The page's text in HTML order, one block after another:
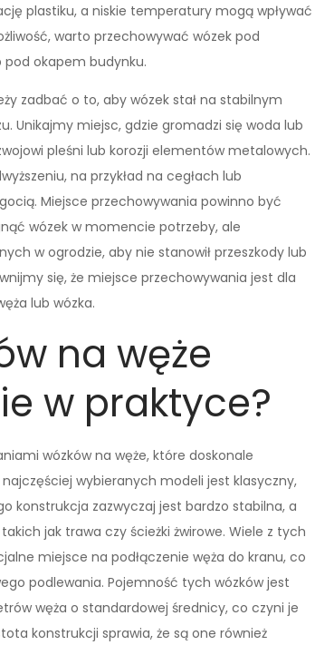
plastiku, a niskie temperatury mogą wpływać
warto przechowywać wózek pod
pod okapem budynku.
zadbać o to, aby wózek stał na stabilnym
Unikajmy miejsc, gdzie gromadzi się woda lub
pleśni lub korozji elementów metalowych.
na przykład na cegłach lub
Miejsce przechowywania powinno być
wózek w momencie potrzeby, ale
w ogrodzie, aby nie stanowił przeszkody lub
się, że miejsce przechowywania jest dla
lub wózka.
na węże
w praktyce?
wózków na węże, które doskonale
wybieranych modeli jest klasyczny,
konstrukcja zazwyczaj jest bardzo stabilna, a
jak trawa czy ścieżki żwirowe. Wiele z tych
miejsce na podłączenie węża do kranu, co
podlewania. Pojemność tych wózków jest
węża o standardowej średnicy, co czyni je
konstrukcji sprawia, że są one również